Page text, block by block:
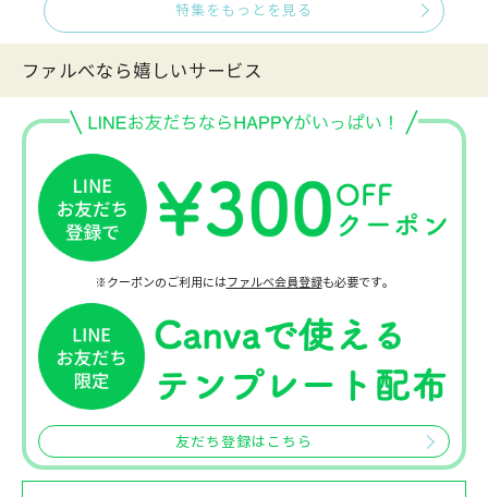
特集をもっとを見る
ファルべなら嬉しいサービス
※クーポンのご利用にはファルベ会員登録も必要です。
友だち登録はこちら